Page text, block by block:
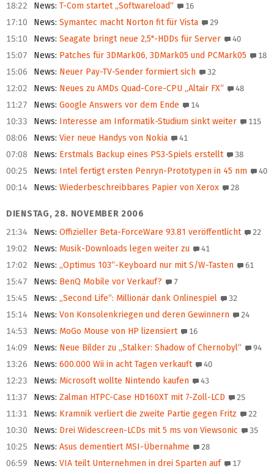
18:22 News: T-Com startet „Softwareload“ 16
17:10 News: Symantec macht Norton fit für Vista 29
15:10 News: Seagate bringt neue 2,5"-HDDs für Server 40
15:07 News: Patches für 3DMark06, 3DMark05 und PCMark05 18
15:06 News: Neuer Pay-TV-Sender formiert sich 32
12:02 News: Neues zu AMDs Quad-Core-CPU „Altair FX“ 48
11:27 News: Google Answers vor dem Ende 14
10:33 News: Interesse am Informatik-Studium sinkt weiter 115
08:06 News: Vier neue Handys von Nokia 41
07:08 News: Erstmals Backup eines PS3-Spiels erstellt 38
00:25 News: Intel fertigt ersten Penryn-Prototypen in 45 nm 40
00:14 News: Wiederbeschreibbares Papier von Xerox 28
DIENSTAG, 28. NOVEMBER 2006
21:34
News: Offizieller Beta-ForceWare 93.81 veröffentlicht 22
19:02 News: Musik-Downloads legen weiter zu 41
17:02 News: „Optimus 103“-Keyboard nur mit S/W-Tasten 61
15:47 News: BenQ Mobile vor Verkauf? 7
15:45 News: „Second Life“: Millionär dank Onlinespiel 32
15:14 News: Von Konsolenkriegen und deren Gewinnern 24
14:53 News: MoGo Mouse von HP lizensiert 16
14:09 News: Neue Bilder zu „Stalker: Shadow of Chernobyl“ 94
13:26 News: 600.000 Wii in acht Tagen verkauft 40
12:23 News: Microsoft wollte Nintendo kaufen 43
11:37 News: Zalman HTPC-Case HD160XT mit 7-Zoll-LCD 25
11:31 News: Kramnik verliert die zweite Partie gegen Fritz 22
10:30 News: Drei Widescreen-LCDs mit 5 ms von Viewsonic 35
10:25 News: Asus dementiert MSI-Übernahme 28
06:59 News: VIA teilt Unternehmen in drei Sparten auf 17